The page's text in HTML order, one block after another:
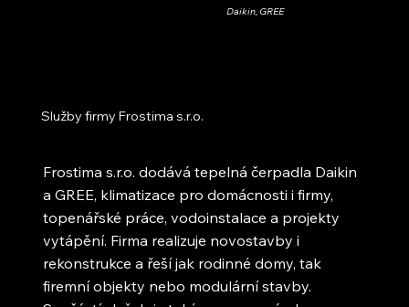
Daikin, GREE
Služby firmy Frostima s.r.o.
Frostima s.r.o. dodává tepelná čerpadla Daikin
a GREE, klimatizace pro domácnosti i firmy,
topenářské práce, vodoinstalace a projekty
vytápění. Firma realizuje novostavby i
rekonstrukce a řeší jak rodinné domy, tak
firemní objekty nebo modulární stavby.